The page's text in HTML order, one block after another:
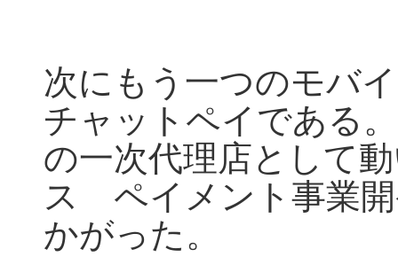
次にもう一つのモバ
チャットペイである
の一次代理店として
ス ペイメント事業
かがった。